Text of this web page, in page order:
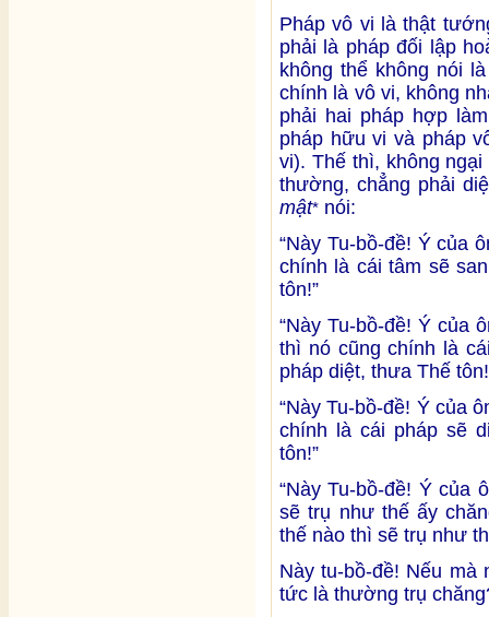
Pháp vô vi là thật
phải là pháp đối lập
không thể không nói
chính là vô vi, không
phải hai pháp hợp
pháp hữu vi và pháp
vi). Thế thì, không
thường, chẳng phải
mật* nói:
“Này Tu-bồ-đề! Ý của
chính là cái tâm sẽ
tôn!”
“Này Tu-bồ-đề! Ý của
thì nó cũng chính là
pháp diệt, thưa Thế
“Này Tu-bồ-đề! Ý của
chính là cái pháp sẽ
tôn!”
“Này Tu-bồ-đề! Ý của
sẽ trụ như thế ấy
thế nào thì sẽ trụ như
Này tu-bồ-đề! Nếu
tức là thường trụ